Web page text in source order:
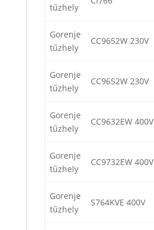
tűzhely
Gorenje
tűzhely
CC9652W 230V
Gorenje
tűzhely
CC9652W 230V
Gorenje
tűzhely
CC9632EW 400V
Gorenje
tűzhely
CC9732EW 400V
Gorenje
tűzhely
S764KVE 400V